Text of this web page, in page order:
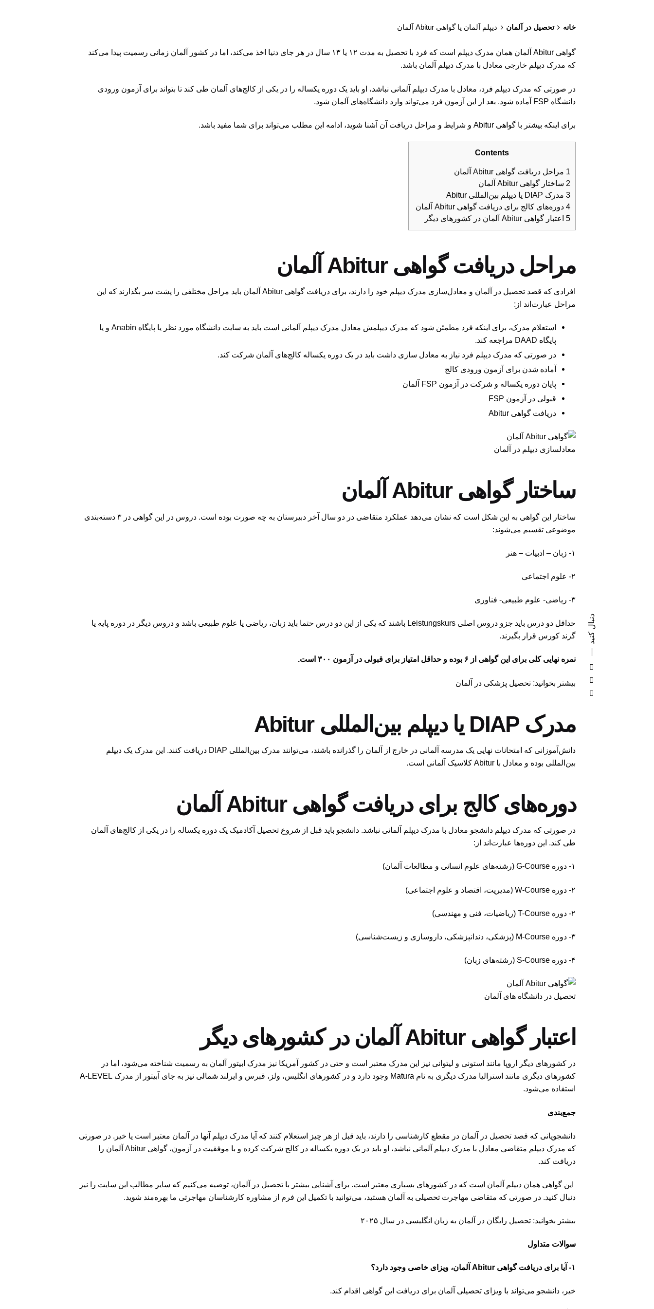
دنبال کنید
خانه تحصیل در آلمان دیپلم آلمان یا گواهی Abitur آلمان
گواهی Abitur آلمان همان مدرک دیپلم است که فرد با تحصیل به مدت ۱۲ یا ۱۳ سال در هر جای دنیا اخذ می‌کند، اما در کشور آلمان زمانی رسمیت پیدا می‌کند
که مدرک دیپلم خارجی معادل با مدرک دیپلم آلمان باشد.
در صورتی که مدرک دیپلم فرد، معادل با مدرک دیپلم آلمانی نباشد، او باید یک دوره یکساله را در یکی از کالج‌های آلمان طی کند تا بتواند برای آزمون ورودی
دانشگاه FSP آماده شود. بعد از این آزمون فرد می‌تواند وارد دانشگاه‌های آلمان شود.
برای اینکه بیشتر با گواهی Abitur و شرایط و مراحل دریافت آن آشنا شوید، ادامه این مطلب می‌تواند برای شما مفید باشد.
Contents
1 مراحل دریافت گواهی Abitur آلمان
2 ساختار گواهی Abitur آلمان
3 مدرک DIAP یا دیپلم بین‌المللی Abitur
4 دوره‌های کالج برای دریافت گواهی Abitur آلمان
5 اعتبار گواهی Abitur آلمان در کشورهای دیگر
مراحل دریافت گواهی Abitur آلمان
افرادی که قصد تحصیل در آلمان و معادل‌سازی مدرک دیپلم خود را دارند، برای دریافت گواهی Abitur آلمان باید مراحل مختلفی را پشت سر بگذارند که این
مراحل عبارت‌اند از:
استعلام مدرک، برای اینکه فرد مطمئن شود که مدرک دیپلمش معادل مدرک دیپلم آلمانی است باید به سایت دانشگاه مورد نظر یا پایگاه Anabin و یا
پایگاه DAAD
مراجعه کند.
در صورتی که مدرک دیپلم فرد نیاز به معادل سازی داشت باید در یک دوره یکساله کالج‌های آلمان شرکت کند.
آماده شدن برای آزمون ورودی کالج
پایان دوره یکساله و شرکت در آزمون FSP آلمان
قبولی در آزمون FSP
دریافت گواهی Abitur
معادلسازی دیپلم در آلمان
ساختار گواهی Abitur آلمان
ساختار این گواهی به این شکل است که نشان می‌دهد عملکرد متقاضی در دو سال آخر دبیرستان به چه صورت بوده است. دروس در این گواهی در ۳ دسته‌بندی
موضوعی تقسیم می‌شوند:
۱- زبان – ادبیات – هنر
۲- علوم اجتماعی
۳- ریاضی- علوم طبیعی- فناوری
حداقل دو درس باید جزو دروس اصلی Leistungskurs باشند که یکی از این دو درس حتما باید زبان، ریاضی یا علوم طبیعی باشد و دروس دیگر در دوره پایه یا
گرند کورس قرار بگیرند.
نمره نهایی کلی برای این گواهی از ۶ بوده و حداقل امتیاز برای قبولی در آزمون ۳۰۰ است.
بیشتر بخوانید: تحصیل پزشکی در آلمان
مدرک DIAP یا دیپلم بین‌المللی Abitur
دانش‌آموزانی که امتحانات نهایی یک مدرسه آلمانی در خارج از آلمان را گذرانده باشند، می‌توانند مدرک بین‌المللی DIAP دریافت کنند. این مدرک یک دیپلم
بین‌المللی بوده و معادل با Abitur کلاسیک آلمانی است.
دوره‌های کالج برای دریافت گواهی Abitur آلمان
در صورتی که مدرک دیپلم دانشجو معادل با مدرک دیپلم آلمانی نباشد. دانشجو باید قبل از شروع تحصیل آکادمیک یک دوره یکساله را در یکی از کالج‌های آلمان
طی کند. این دوره‌ها عبارت‌اند از:
۱- دوره G-Course (رشته‌های علوم انسانی و مطالعات آلمان)
۲- دوره W-Course (مدیریت، اقتصاد و علوم اجتماعی)
۲- دوره T-Course (ریاضیات، فنی و مهندسی)
۳- دوره M-Course (پزشکی، دندانپزشکی، داروسازی و زیست‌شناسی)
۴- دوره S-Course (رشته‌های زبان)
تحصیل در دانشگاه های آلمان
اعتبار گواهی Abitur آلمان در کشورهای دیگر
در کشورهای دیگر اروپا مانند استونی و لیتوانی نیز این مدرک معتبر است و حتی در کشور آمریکا نیز مدرک ابیتور آلمان به رسمیت شناخته می‌شود، اما در
کشورهای دیگری مانند استرالیا مدرک دیگری به نام Matura وجود دارد و در کشورهای انگلیس، ولز، قبرس و ایرلند شمالی نیز به جای آبیتور از مدرک A-LEVEL
استفاده می‌شود.
جمع‌بندی
دانشجویانی که قصد تحصیل در آلمان در مقطع کارشناسی را دارند، باید قبل از هر چیز استعلام کنند که آیا مدرک دیپلم آنها در آلمان معتبر است یا خیر. در صورتی
که مدرک دیپلم متقاضی معادل با مدرک دیپلم آلمانی نباشد، او باید در یک دوره یکساله در کالج شرکت کرده و با موفقیت در آزمون، گواهی Abitur آلمان را
دریافت کند.
این گواهی همان دیپلم آلمان است که در کشورهای بسیاری معتبر است. برای آشنایی بیشتر با تحصیل در آلمان، توصیه می‌کنیم که سایر مطالب این سایت را نیز
دنبال کنید. در صورتی که متقاضی مهاجرت تحصیلی به آلمان هستید، می‌توانید با تکمیل این فرم از مشاوره کارشناسان مهاجرتی ما بهره‌مند شوید.
بیشتر بخوانید: تحصیل رایگان در آلمان به زبان انگلیسی در سال ۲۰۲۵
سوالات متداول
۱- آیا برای دریافت گواهی Abitur آلمان، ویزای خاصی وجود دارد؟
خیر، دانشجو می‌تواند با ویزای تحصیلی آلمان برای دریافت این گواهی اقدام کند.